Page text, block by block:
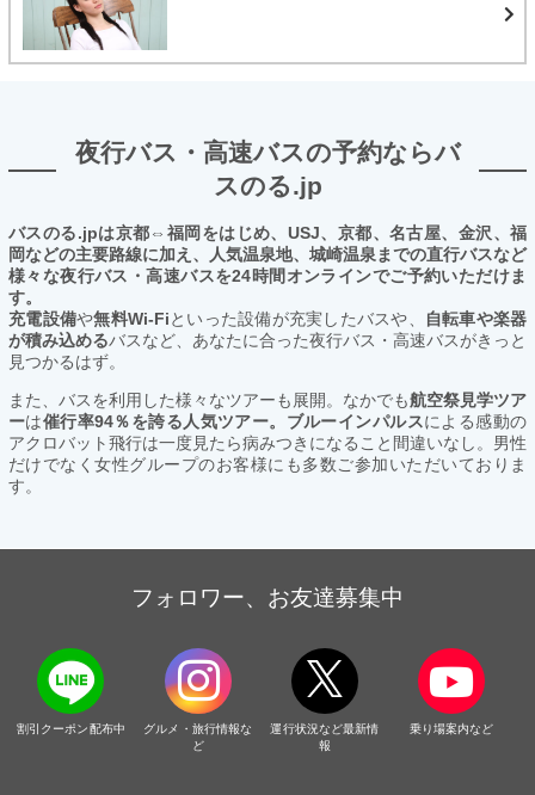
夜行バス・高速バスの予約ならバ
スのる.jp
バスのる.jpは京都⇔福岡をはじめ、USJ、京都、名古屋、金沢、福
岡などの主要路線に加え、人気温泉地、城崎温泉までの直行バスなど
様々な夜行バス・高速バスを24時間オンラインでご予約いただけま
す。
充電設備や無料Wi-Fiといった設備が充実したバスや、
自転車や楽器
が積み込めるバスなど、あなたに合った夜行バス・高速バスがきっと
見つかるはず。
また、バスを利用した様々なツアーも展開。なかでも航空祭見学ツア
ーは催行率94％を誇る人気ツアー。ブルーインパルスによる感動の
アクロバット飛行は一度見たら病みつきになること間違いなし。男性
だけでなく女性グループのお客様にも多数ご参加いただいておりま
す。
フォロワー、お友達募集中
割引クーポン配布中
グルメ・旅行情報な
ど
運行状況など最新情
報
乗り場案内など